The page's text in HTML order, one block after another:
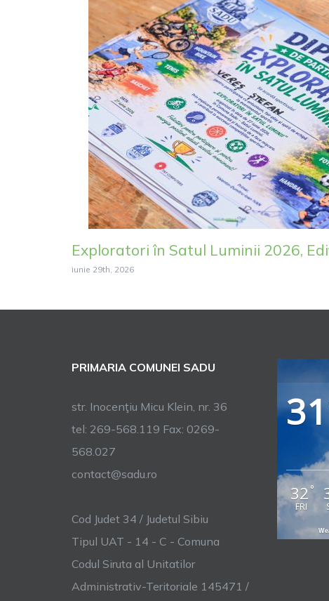
Exploratori în Satul Luminii 2026,
iunie 29th, 2026
PRIMARIA COMUNEI SADU
str. Inocenţiu Micu Klein, nr. 36
tel: 269-568.119 Fax: 0269-
568.027
contact@sadu.ro
Cod Judet 34 / Judetul Sibiu
Tipul UAT - 14 - C - Comuna
Codul Siruta al Unitatilor
Administrativ-Teritoriale 145471 /
31
32 °
FRI